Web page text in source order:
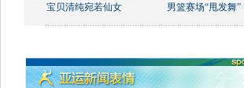
宝贝清纯宛若仙女 男篮赛场“甩发舞”